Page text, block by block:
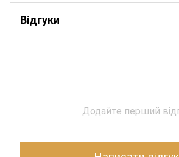
Відгуки
Додайте перший